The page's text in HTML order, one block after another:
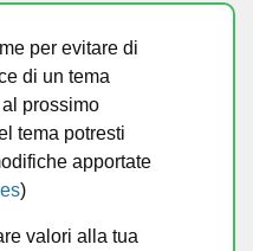
per evitare di
di un tema
prossimo
tema potresti
apportate
)
valori alla tua